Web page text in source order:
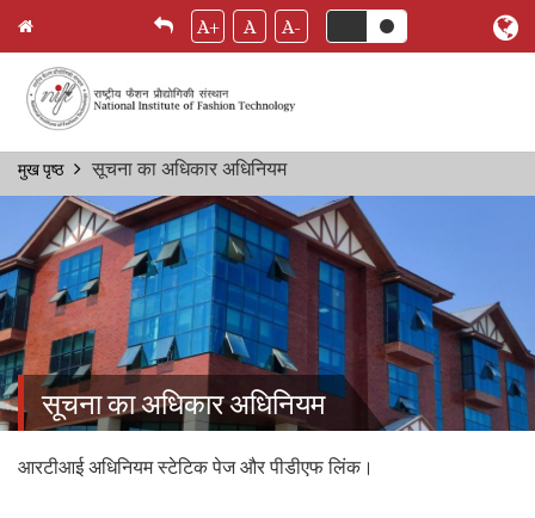
Skip
content
A+ A A-
Breadcrumb
मुख पृष्ठ सूचना का अधिकार अधिनियम
सूचना का अधिकार अधिनियम
आरटीआई अधिनियम स्टेटिक पेज और पीडीएफ लिंक।